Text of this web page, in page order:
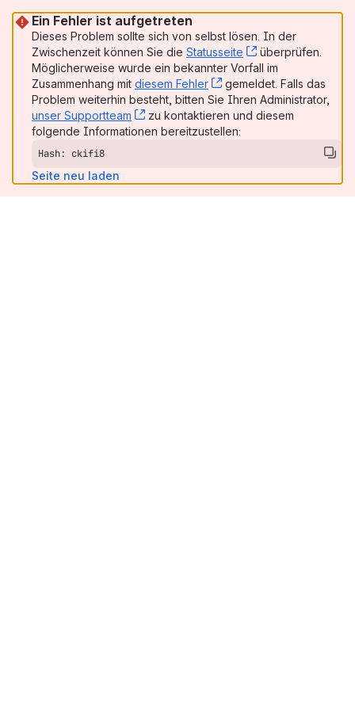
Ein Fehler ist aufgetreten
Dieses Problem sollte sich von selbst lösen. In der
Zwischenzeit können Sie die Statusseite , (opens new
überprüfen.
Möglicherweise wurde ein bekannter Vorfall im
Zusammenhang mit diesem Fehler , (opens new window)
gemeldet. Falls das
Problem weiterhin besteht, bitten Sie Ihren Administrator,
unser Supportteam
, (opens new window)
zu kontaktieren und diesem
folgende Informationen bereitzustellen:
Hash: ckifi8
Seite neu laden